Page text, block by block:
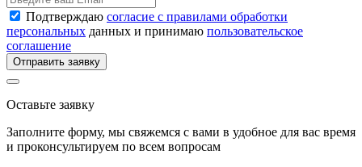
Подтверждаю согласие с правилами обработки
персональных данных и принимаю пользовательское
соглашение
Отправить заявку
Оставьте заявку
Заполните форму, мы свяжемся с вами в удобное для вас время
и проконсультируем по всем вопросам